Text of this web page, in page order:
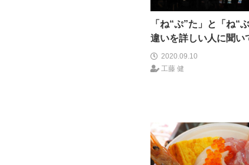
「ね“ぷ”た」と「ね“
違いを詳しい人に聞い
2020.09.10
工藤 健